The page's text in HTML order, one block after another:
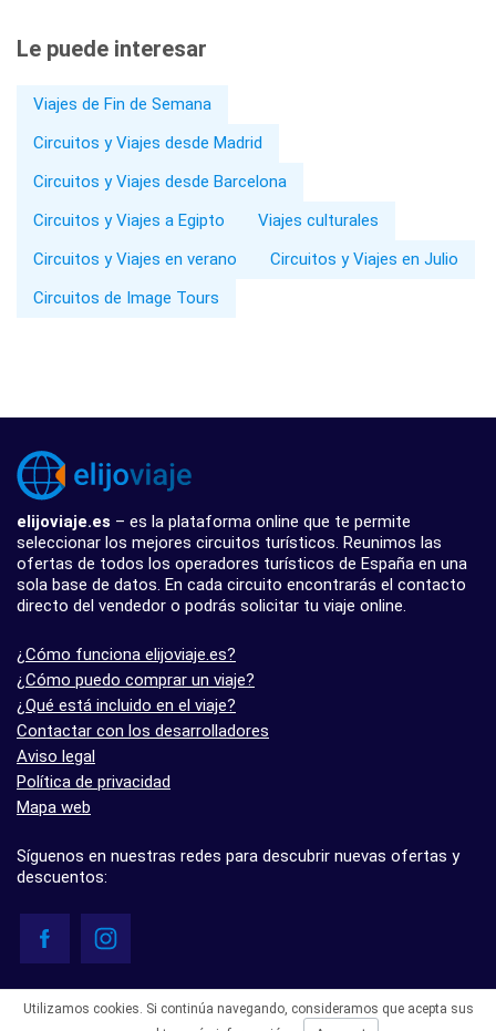
Le puede interesar
Viajes de Fin de Semana
Circuitos y Viajes desde Madrid
Circuitos y Viajes desde Barcelona
Circuitos y Viajes a Egipto
Viajes culturales
Circuitos y Viajes en verano
Circuitos y Viajes en Julio
Circuitos de Image Tours
elijoviaje.es – es la plataforma online que te permite
seleccionar los mejores circuitos turísticos. Reunimos las
ofertas de todos los operadores turísticos de España en una
sola base de datos. En cada circuito encontrarás el contacto
directo del vendedor o podrás solicitar tu viaje online.
¿Cómo funciona elijoviaje.es?
¿Cómo puedo comprar un viaje?
¿Qué está incluido en el viaje?
Contactar con los desarrolladores
Aviso legal
Política de privacidad
Mapa web
Síguenos en nuestras redes para descubrir nuevas ofertas y
descuentos:
- 5.0 basado en 7 opiniones
Utilizamos cookies. Si continúa navegando, consideramos que acepta sus